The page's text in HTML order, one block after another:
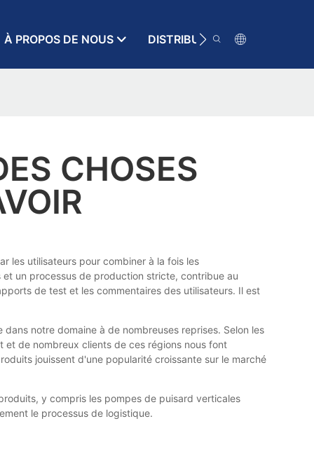
À PROPOS DE NOUS DISTRIBUTEUR
CHOSES
les utilisateurs pour combiner à la fois les
un processus de production stricte, contribue au
de test et les commentaires des utilisateurs. Il est
notre domaine à de nombreuses reprises. Selon les
et de nombreux clients de ces régions nous font
jouissent d'une popularité croissante sur le marché
y compris les pompes de puisard verticales
le processus de logistique.